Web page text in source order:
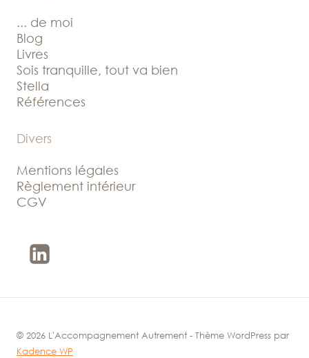
... de moi
Blog
Livres
Sois tranquille, tout va bien
Stella
Références
Divers
Mentions légales
Règlement intérieur
CGV
© 2026 L'Accompagnement Autrement - Thème WordPress par
Kadence WP